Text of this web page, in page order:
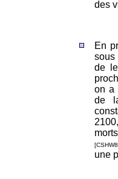
des
En
de
on a
de
une